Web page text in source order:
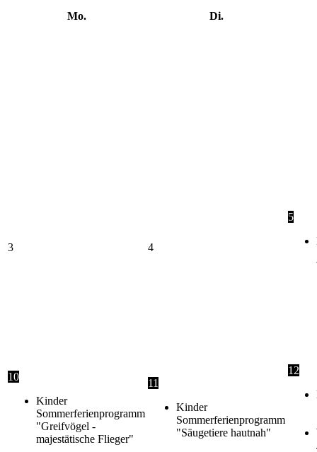
Mo. Di.
3 4
5
10
Kinder
Sommerferienprogramm
"Greifvögel -
majestätische Flieger"
11
Kinder
Sommerferienprogramm
"Säugetiere hautnah"
12